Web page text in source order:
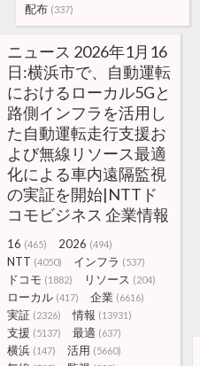
配布 (337)
ニュース 2026年1月16
日:横浜市で、自動運転
におけるローカル5Gと
路側インフラを活用し
た自動運転走行支援お
よび無線リソース最適
化による車内遠隔監視
の実証を開始|NTTド
コモビジネス 企業情報
16 (465) 2026 (494)
NTT (4050) インフラ (537)
ドコモ (1882) リソース (204)
ローカル (417) 企業 (6616)
実証 (2326) 情報 (13931)
支援 (5137) 最適 (637)
横浜 (147) 活用 (5660)